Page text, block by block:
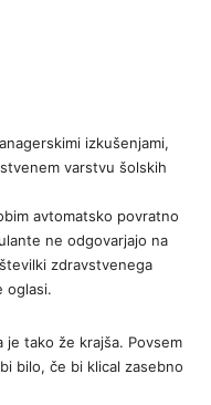
izkušenjami,
varstvu šolskih
avtomatsko povratno
ne odgovarjajo na
zdravstvenega
oglasi.
tako že krajša. Povsem
bilo, če bi klical zasebno